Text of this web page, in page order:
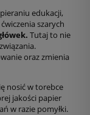
edukacji,
szarych
Tutaj to nie
oraz zmienia
nosić w torebce
jakości papier
w razie pomyłki.